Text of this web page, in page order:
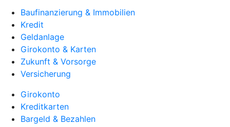
Baufinanzierung & Immobilien
Kredit
Geldanlage
Girokonto & Karten
Zukunft & Vorsorge
Versicherung
Girokonto
Kreditkarten
Bargeld & Bezahlen